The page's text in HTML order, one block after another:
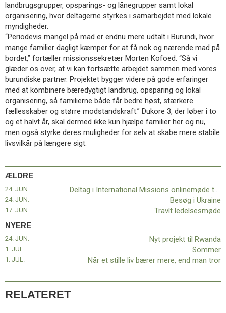
9.0:
Forside
10.0:
Nyheder
11.0:
Kalender
12.0:
Inspiration
13.0:
Værktøjskassen
14.0:
Mission
15.0:
Om
BaptistKirken
16.0:
Kontakt
Næste
indlæg:
Nyt
projekt
indlæg:
International
Missions
onlinemøde
torsdag
25.
juni
17
landbrugsgrupper, opsparings- og lånegrupper samt lokal
organisering, hvor deltagerne styrkes i samarbejdet med lokale
myndigheder.
“Periodevis mangel på mad er endnu mere udtalt i Burundi, hvor
mange familier dagligt kæmper for at få nok og nærende mad på
bordet,” fortæller missionssekretær Morten Kofoed. “Så vi
glæder os over, at vi kan fortsætte arbejdet sammen med vores
burundiske partner. Projektet bygger videre på gode erfaringer
med at kombinere bæredygtigt landbrug, opsparing og lokal
organisering, så familierne både får bedre høst, stærkere
fællesskaber og større modstandskraft.” Dukore 3, der løber i to
og et halvt år, skal dermed ikke kun hjælpe familier her og nu,
men også styrke deres muligheder for selv at skabe mere stabile
livsvilkår på længere sigt.
ÆLDRE
24. JUN. Deltag i International Missions onlinemøde torsdag 25. juni kl. 16-17
24. JUN. Besøg i Ukraine
17. JUN. Travlt ledelsesmøde
NYERE
Nyt projekt til Rwanda
24. JUN.
Sommer
1. JUL.
Når et stille liv bærer mere, end man tror
1. JUL.
RELATERET